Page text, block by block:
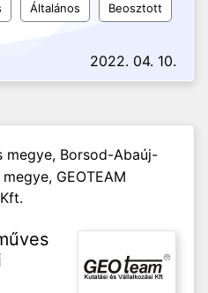
Általános Beosztott
2022. 04. 10.
megye, Borsod-Abaúj-
megye, GEOTEAM